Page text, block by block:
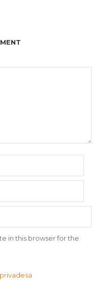
in this browser for the